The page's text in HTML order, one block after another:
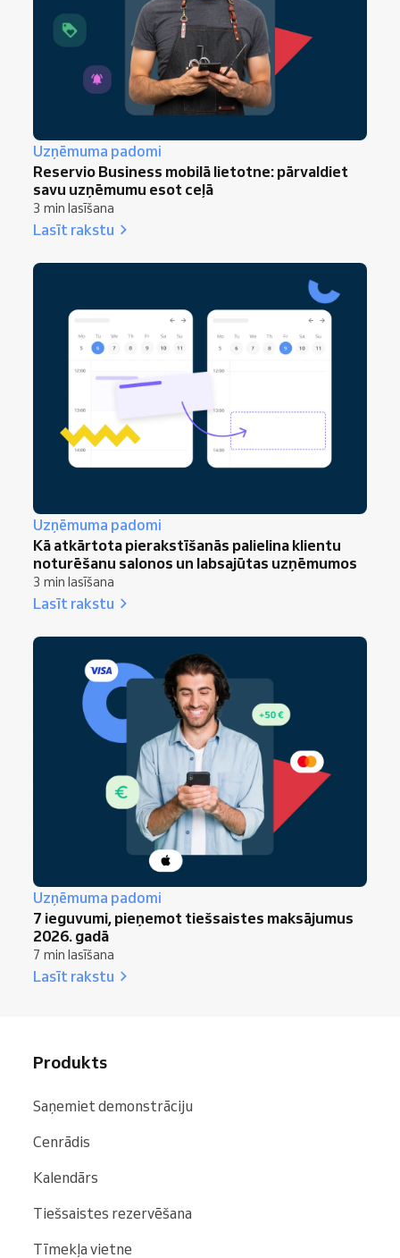
Uzņēmuma padomi
Reservio Business mobilā lietotne: pārvaldiet
savu uzņēmumu esot ceļā
3 min lasīšana
Lasīt rakstu
Uzņēmuma padomi
Kā atkārtota pierakstīšanās palielina klientu
noturēšanu salonos un labsajūtas uzņēmumos
3 min lasīšana
Lasīt rakstu
Uzņēmuma padomi
7 ieguvumi, pieņemot tiešsaistes maksājumus
2026. gadā
7 min lasīšana
Lasīt rakstu
Produkts
Saņemiet demonstrāciju
Cenrādis
Kalendārs
Tiešsaistes rezervēšana
Tīmekļa vietne